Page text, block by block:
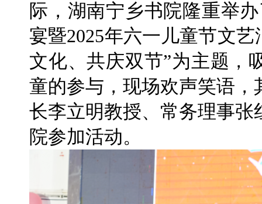
际，湖南宁乡书院隆重举
宴暨2025年六一儿童节文
文化、共庆双节”为主题，
童的参与，现场欢声笑语
长李立明教授、常务理事
院参加活动。